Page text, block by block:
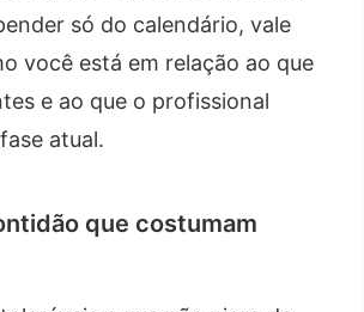
só do calendário, vale
você está em relação ao que
e ao que o profissional
atual.
que costumam